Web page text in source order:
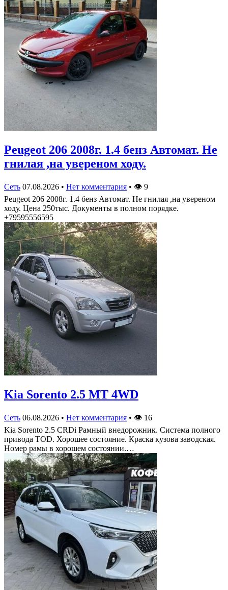
Peugeot 206 2008г. 1.4 бенз Автомат. Не
гнилая ,на увереном ходу.
Сеть 07.08.2026 • Нет комментария • 👁 9
Peugeot 206 2008г. 1.4 бенз Автомат. Не гнилая ,на увереном
ходу. Цена 250тыс. Документы в полном порядке.
+79595556595
Kia Sorento 2.5 MT 4WD
Сеть 06.08.2026 • Нет комментария • 👁 16
Kia Sorento 2.5 CRDi Рамный внедорожник. Система полного
привода TOD. Хорошее состояние. Краска кузова заводская.
Номер рамы в хорошем состоянии.…